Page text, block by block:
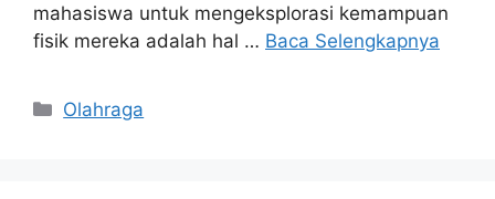
mahasiswa untuk mengeksplorasi kemampuan
fisik mereka adalah hal … Baca Selengkapnya
Kategori
Olahraga